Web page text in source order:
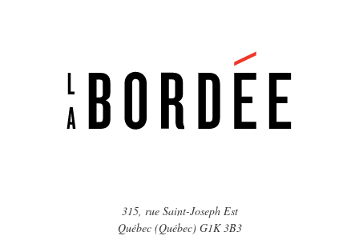
315, rue Saint-Joseph Est
Québec (Québec) G1K 3B3